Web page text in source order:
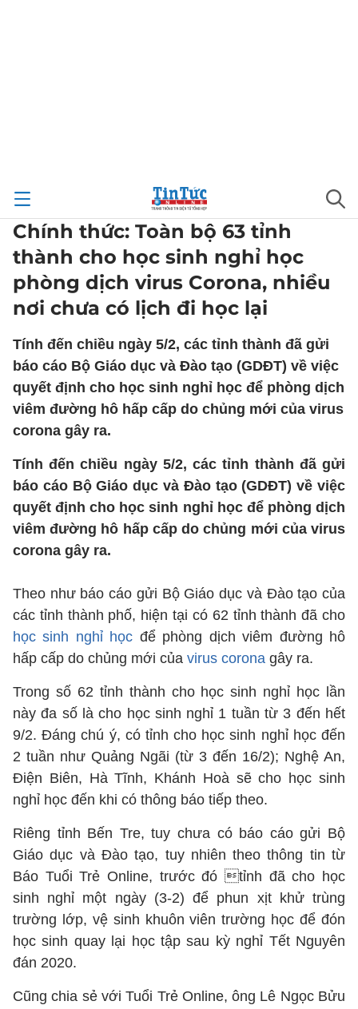
Chính thức: Toàn bộ 63 tỉnh
thành cho học sinh nghỉ học
phòng dịch virus Corona, nhiều
nơi chưa có lịch đi học lại
Tính đến chiều ngày 5/2, các tỉnh thành đã gửi
báo cáo Bộ Giáo dục và Đào tạo (GDĐT) về việc
quyết định cho học sinh nghỉ học để phòng dịch
viêm đường hô hấp cấp do chủng mới của virus
corona gây ra.
Tính đến chiều ngày 5/2, các tỉnh thành đã gửi
báo cáo Bộ Giáo dục và Đào tạo (GDĐT) về việc
quyết định cho học sinh nghỉ học để phòng dịch
viêm đường hô hấp cấp do chủng mới của virus
corona gây ra.
Theo như báo cáo gửi Bộ Giáo dục và Đào tạo của
các tỉnh thành phố, hiện tại có 62 tỉnh thành đã cho
học sinh nghỉ học để phòng dịch viêm đường hô
hấp cấp do chủng mới của virus corona gây ra.
Trong số 62 tỉnh thành cho học sinh nghỉ học lần
này đa số là cho học sinh nghỉ 1 tuần từ 3 đến hết
9/2. Đáng chú ý, có tỉnh cho học sinh nghỉ học đến
2 tuần như Quảng Ngãi (từ 3 đến 16/2); Nghệ An,
Điện Biên, Hà Tĩnh, Khánh Hoà sẽ cho học sinh
nghỉ học đến khi có thông báo tiếp theo.
Riêng tỉnh Bến Tre, tuy chưa có báo cáo gửi Bộ
Giáo dục và Đào tạo, tuy nhiên theo thông tin từ
Báo Tuổi Trẻ Online, trước đó tỉnh đã cho học
sinh nghỉ một ngày (3-2) để phun xịt khử trùng
trường lớp, vệ sinh khuôn viên trường học để đón
học sinh quay lại học tập sau kỳ nghỉ Tết Nguyên
đán 2020.
Cũng chia sẻ với Tuổi Trẻ Online, ông Lê Ngọc Bửu